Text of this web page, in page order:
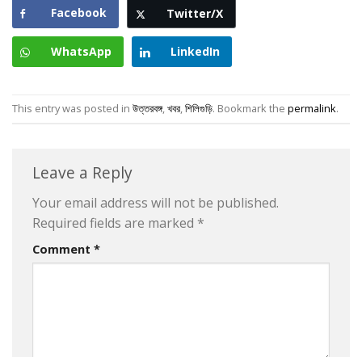
Facebook Twitter/X
WhatsApp LinkedIn
This entry was posted in উত্তরবঙ্গ,খবর,শিলিগুড়ি. Bookmark the permalink.
Leave a Reply
Your email address will not be published.
Required fields are marked *
Comment *